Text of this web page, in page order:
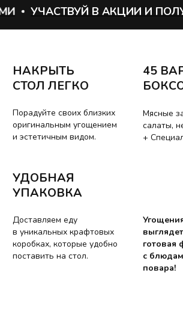
УЧАСТВУЙ В АКЦИИ И
выглядеть словно
с блюдами от шеф-
в уникальных крафтовых
поставить на стол.